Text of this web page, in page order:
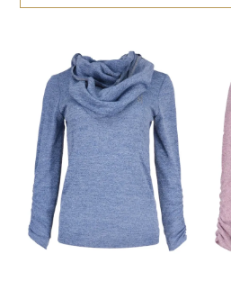
KALHOTY
ŠATY
KABÁTY, BUNDY
DOPLŇKY
DÁRKOVÉ POUKAZY